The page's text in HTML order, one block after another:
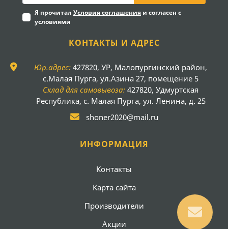
Я прочитал Условия соглашения и согласен с
условиями
КОНТАКТЫ И АДРЕС
Юр.адрес: 427820, УР, Малопургинский район,
с.Малая Пурга, ул.Азина 27, помещение 5
Склад для самовывоза: 427820, Удмуртская
Республика, с. Малая Пурга, ул. Ленина, д. 25
shoner2020@mail.ru
ИНФОРМАЦИЯ
Контакты
Карта сайта
Производители
Акции